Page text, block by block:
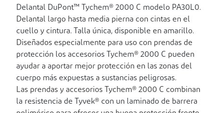
Delantal DuPont™ Tychem® 2000 C modelo PA30L0.
Delantal largo hasta media pierna con cintas en el
cuello y cintura. Talla única, disponible en amarillo.
Diseñados especialmente para uso con prendas de
protección los accesorios Tychem® 2000 C pueden
ayudar a aportar mejor protección en las zonas del
cuerpo más expuestas a sustancias peligrosas.
Las prendas y accesorios Tychem® 2000 C combinan
la resistencia de Tyvek® con un laminado de barrera